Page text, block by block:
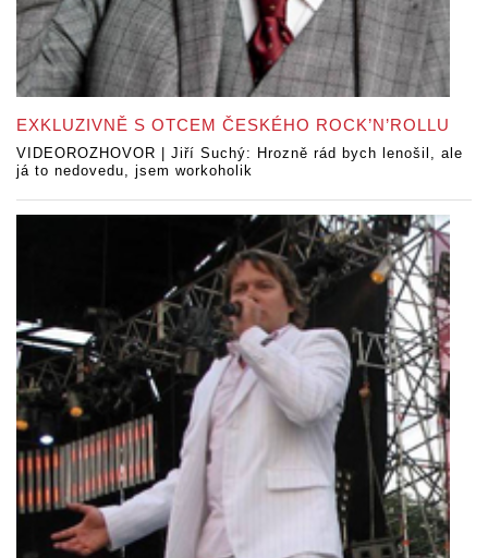
EXKLUZIVNĚ S OTCEM ČESKÉHO ROCK’N’ROLLU
VIDEOROZHOVOR | Jiří Suchý: Hrozně rád bych lenošil, ale
já to nedovedu, jsem workoholik